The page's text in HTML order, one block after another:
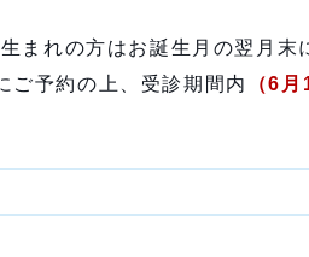
はお誕生月の翌月末に
の上、受診期間内
（6